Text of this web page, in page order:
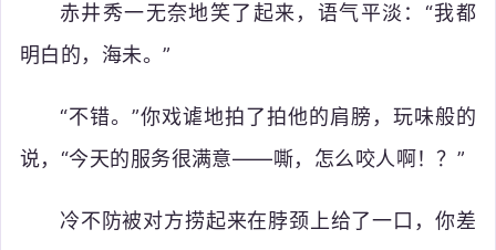
赤井秀一无奈地笑了起来，语气平淡：“我都
明白的，海未。”
“不错。”你戏谑地拍了拍他的肩膀，玩味般的
说，“今天的服务很满意——嘶，怎么咬人啊！？”
冷不防被对方捞起来在脖颈上给了一口，你差